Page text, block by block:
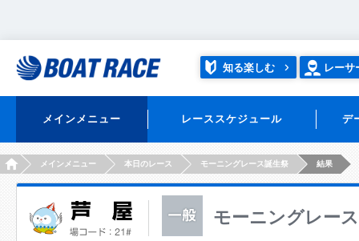
知る楽しむ レーサ
メインメニュー レーススケジュール デ
HOMEメインメニュー 本日のレース モーニングレース誕生祭 結果
モーニングレー